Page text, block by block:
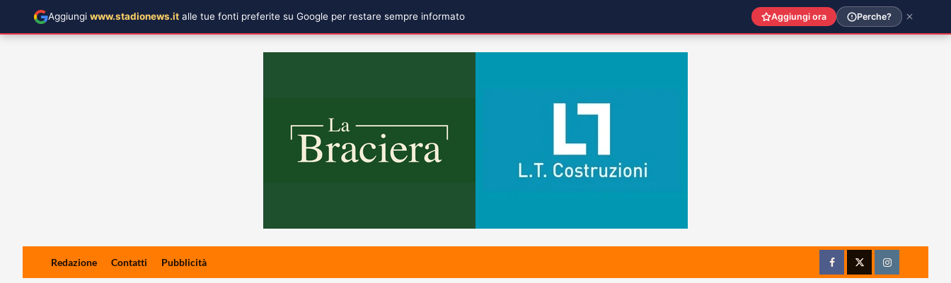
Redazione Contatti Pubblicità
FacebookTwitterInstagram
Aggiungi www.stadionews.it alle tue fonti preferite su Google per restare sempre informato Aggiungi ora Perche?